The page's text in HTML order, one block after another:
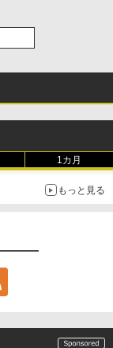
1カ月
もっと見る